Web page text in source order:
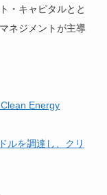
・キャピタルとと
ネジメントが主導
Energy
ルを調達し、クリ